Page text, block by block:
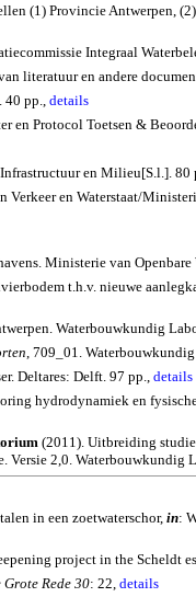
(1) Provincie Antwerpen,
Integraal
literatuur en andere
pp., details
Protocol Toetsen &
en Milieu[S.l.]. 80
en Waterstaat/
Ministerie van Openbare
t.h.v. nieuwe
Waterbouwkundig
, 709_01.
. Deltares: Delft. 97 pp., details
hydrodynamiek en
(2011). Uitbreiding studie
2,0. Waterbouwkundig
in een zoetwaterschor, in:
project in the Scheldt
Grote Rede 30: 22, details